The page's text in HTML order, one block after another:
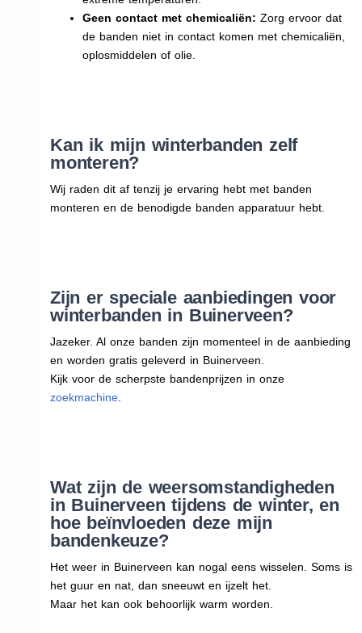
Geen contact met chemicaliën: Zorg ervoor dat
de banden niet in contact komen met chemicaliën,
oplosmiddelen of olie.
Kan ik mijn winterbanden zelf
monteren?
Wij raden dit af tenzij je ervaring hebt met banden
monteren en de benodigde banden apparatuur hebt.
Zijn er speciale aanbiedingen voor
winterbanden in Buinerveen?
Jazeker. Al onze banden zijn momenteel in de aanbieding
en worden gratis geleverd in Buinerveen.
Kijk voor de scherpste bandenprijzen in onze
zoekmachine.
Wat zijn de weersomstandigheden
in Buinerveen tijdens de winter, en
hoe beïnvloeden deze mijn
bandenkeuze?
Het weer in Buinerveen kan nogal eens wisselen. Soms is
het guur en nat, dan sneeuwt en ijzelt het.
Maar het kan ook behoorlijk warm worden.